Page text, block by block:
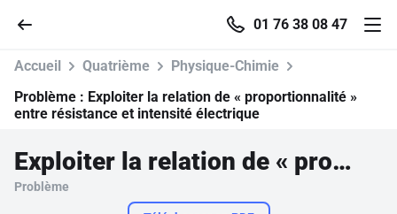
01 76 38 08 47
Parcourir
Accueil Quatrième
Physique-Chimie
Problème : Exploiter la relation de « proportionnalité »
entre résistance et intensité électrique
Exploiter la relation de « proportionnalité » entre résistance et intensité électrique
Problème